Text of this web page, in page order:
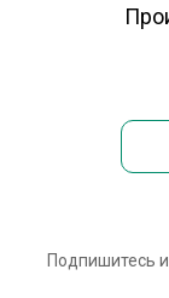
Подпишитесь